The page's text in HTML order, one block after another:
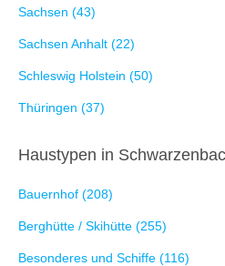
Sachsen (43)
Sachsen Anhalt (22)
Schleswig Holstein (50)
Thüringen (37)
Haustypen in
Bauernhof (208)
Berghütte / Skihütte (255)
Besonderes und Schiffe (116)